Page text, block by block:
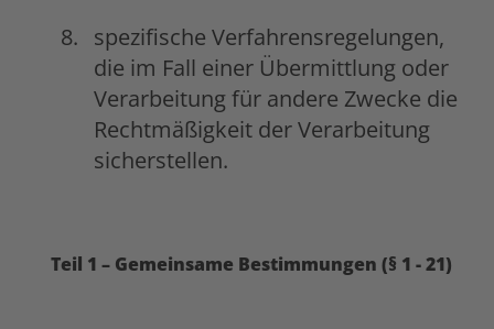
spezifische Verfahrensregelungen,
die im Fall einer Übermittlung oder
Verarbeitung für andere Zwecke die
Rechtmäßigkeit der Verarbeitung
sicherstellen.
Teil 1 – Gemeinsame Bestimmungen (§ 1 - 21)